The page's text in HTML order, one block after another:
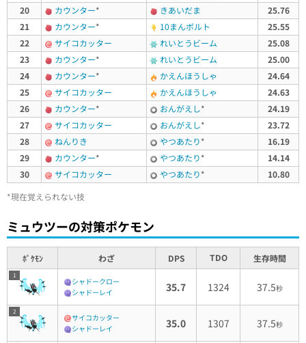
20
カウンター* きあいだま
25.76
21
カウンター* 10まんボルト
25.55
22
サイコカッター れいとうビーム
25.08
23
カウンター* れいとうビーム
25.00
24
カウンター* かえんほうしゃ
24.64
25
サイコカッター かえんほうしゃ
24.63
26
カウンター* おんがえし*
24.19
27
サイコカッター おんがえし*
23.72
28
ねんりき やつあたり*
16.19
29
カウンター* やつあたり*
14.14
30
サイコカッター やつあたり*
10.80
*現在覚えられない技
ミュウツーの対策ポケモン
ﾎﾟｹﾓﾝ わざ DPS TDO 生存時間
1
シャドークロー
シャドーレイ
35.7 1324 37.5秒
2
サイコカッター
シャドーレイ
35.0 1307 37.5秒